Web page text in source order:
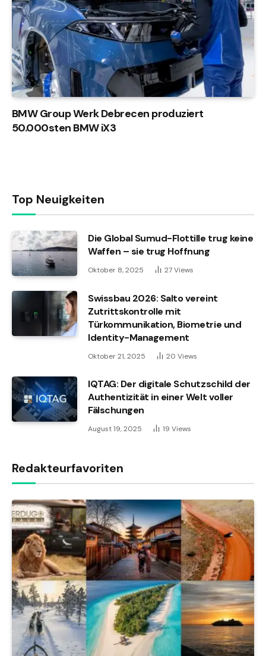
BMW Group Werk Debrecen produziert
50.000sten BMW iX3
Top Neuigkeiten
Die Global Sumud-Flottille trug keine
Waffen – sie trug Hoffnung
Oktober 8, 2025 27Views
Swissbau 2026: Salto vereint
Zutrittskontrolle mit
Türkommunikation, Biometrie und
Identity-Management
Oktober 21, 2025 20 Views
IQTAG: Der digitale Schutzschild der
Authentizität in einer Welt voller
Fälschungen
August 19, 2025 19 Views
Redakteurfavoriten